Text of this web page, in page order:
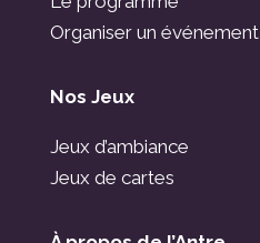
Organiser un événement
Nos Jeux
Jeux d’ambiance
Jeux de cartes